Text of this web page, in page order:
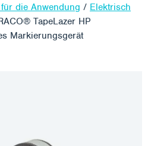
die Anwendung / Elektrisch
TapeLazer HP
Markierungsgerät